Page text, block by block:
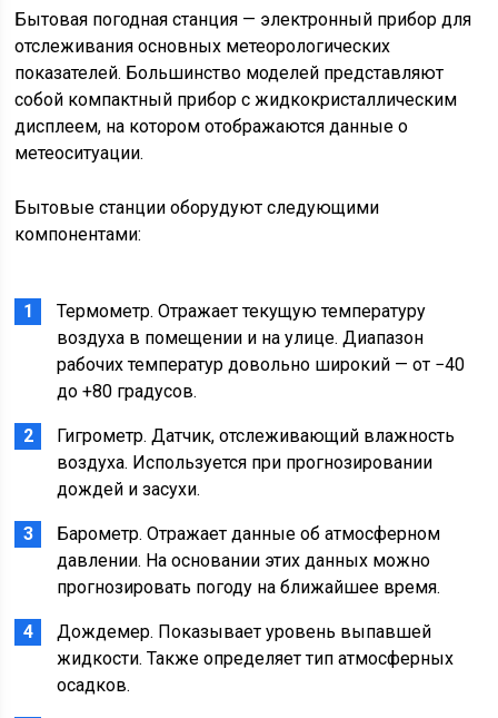
Бытовая погодная станция — электронный прибор для
отслеживания основных метеорологических
показателей. Большинство моделей представляют
собой компактный прибор с жидкокристаллическим
дисплеем, на котором отображаются данные о
метеоситуации.
Бытовые станции оборудуют следующими
компонентами:
Термометр. Отражает текущую температуру
воздуха в помещении и на улице. Диапазон
рабочих температур довольно широкий — от −40
до +80 градусов.
Гигрометр. Датчик, отслеживающий влажность
воздуха. Используется при прогнозировании
дождей и засухи.
Барометр. Отражает данные об атмосферном
давлении. На основании этих данных можно
прогнозировать погоду на ближайшее время.
Дождемер. Показывает уровень выпавшей
жидкости. Также определяет тип атмосферных
осадков.